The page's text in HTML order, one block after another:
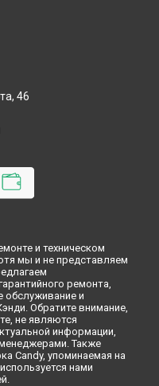
X Candy в
X Candy в
X Candy в
1 X Candy в
X Candy в
46
и техническом
мы и не представляем
ремонта,
обслуживание и
Обратите внимание,
не являются
информации,
Также
Candy, упоминаемая на
нами